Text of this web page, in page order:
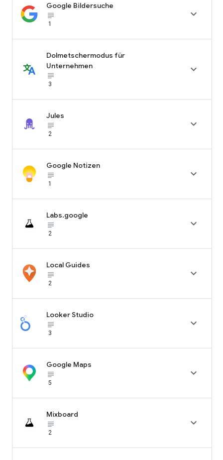
Google Bildersuche
subject_black
1

Dolmetschermodus für
Unternehmen
subject_black
3

Jules
subject_black
2

Google Notizen
subject_black
1

Labs.google
subject_black
2

Local Guides
subject_black
2

Looker Studio
subject_black
3

Google Maps
subject_black
5

Mixboard
subject_black
2
